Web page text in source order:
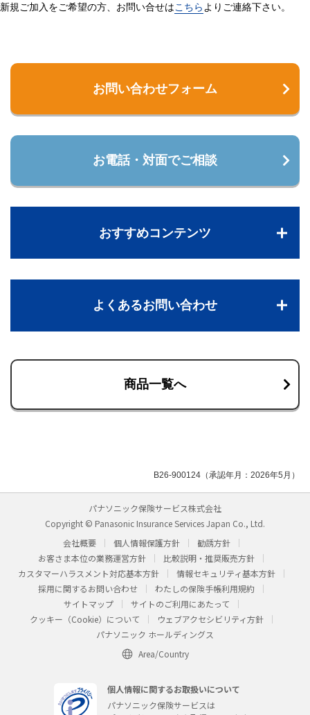
新規ご加入をご希望の方、お問い合せはこちら よりご連絡下さい。
お問い合わせフォーム
お電話・対面でご相談
おすすめコンテンツ
よくあるお問い合わせ
商品一覧へ
B26-900124（承認年月：2026年5月）
パナソニック保険サービス株式会社
Copyright © Panasonic Insurance Services Japan Co., Ltd.
会社概要
個人情報保護方針
勧誘方針
お客さま本位の業務運営方針
比較説明・推奨販売方針
カスタマーハラスメント対応基本方針
情報セキュリティ基本方針
採用に関するお問い合わせ
わたしの保険手帳利用規約
サイトマップ
サイトのご利用にあたって
クッキー（Cookie）について
ウェブアクセシビリティ方針
パナソニック ホールディングス
Area/Country
個人情報に関するお取扱いについて
パナソニック保険サービスは